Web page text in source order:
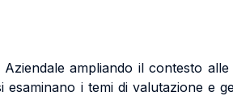
ampliando il contesto
i temi di valutazione e